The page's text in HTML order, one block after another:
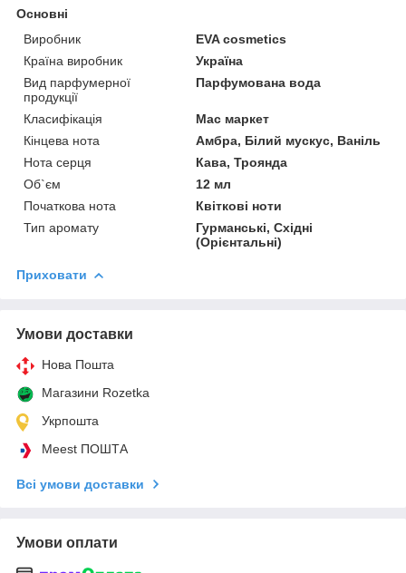
Основні
Виробник
EVA cosmetics
Країна виробник
Україна
Вид парфумерної
продукції
Парфумована вода
Класифікація
Мас маркет
Кінцева нота
Амбра, Білий мускус, Ваніль
Нота серця
Кава, Троянда
Об`єм
12 мл
Початкова нота
Квіткові ноти
Тип аромату
Гурманські, Східні
(Орієнтальні)
Приховати
Умови доставки
Нова Пошта
Магазини Rozetka
Укрпошта
Meest ПОШТА
Всі умови доставки
Умови оплати